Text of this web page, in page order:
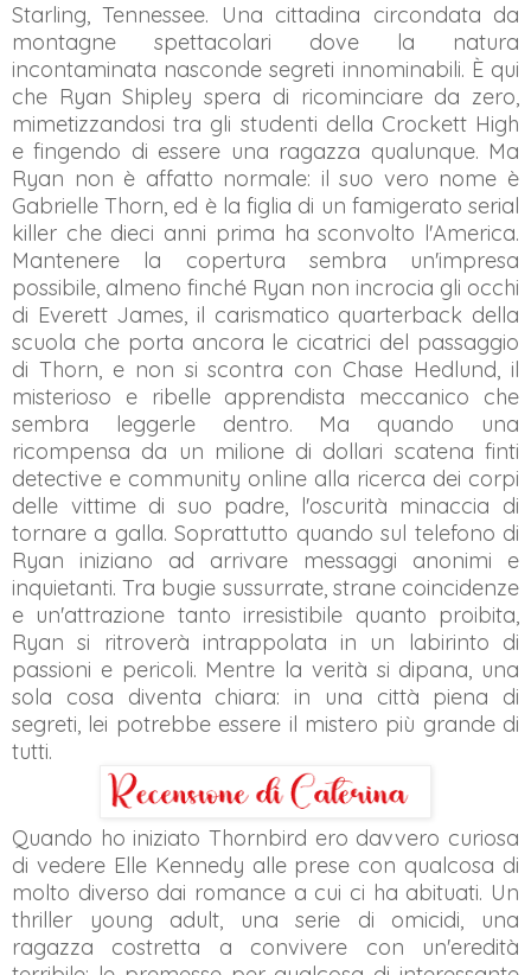
Starling, Tennessee. Una cittadina circondata da
montagne spettacolari dove la natura
incontaminata nasconde segreti innominabili. È qui
che Ryan Shipley spera di ricominciare da zero,
mimetizzandosi tra gli studenti della Crockett High
e fingendo di essere una ragazza qualunque. Ma
Ryan non è affatto normale: il suo vero nome è
Gabrielle Thorn, ed è la figlia di un famigerato serial
killer che dieci anni prima ha sconvolto l'America.
Mantenere la copertura sembra un'impresa
possibile, almeno finché Ryan non incrocia gli occhi
di Everett James, il carismatico quarterback della
scuola che porta ancora le cicatrici del passaggio
di Thorn, e non si scontra con Chase Hedlund, il
misterioso e ribelle apprendista meccanico che
sembra leggerle dentro. Ma quando una
ricompensa da un milione di dollari scatena finti
detective e community online alla ricerca dei corpi
delle vittime di suo padre, l'oscurità minaccia di
tornare a galla. Soprattutto quando sul telefono di
Ryan iniziano ad arrivare messaggi anonimi e
inquietanti. Tra bugie sussurrate, strane coincidenze
e un'attrazione tanto irresistibile quanto proibita,
Ryan si ritroverà intrappolata in un labirinto di
passioni e pericoli. Mentre la verità si dipana, una
sola cosa diventa chiara: in una città piena di
segreti, lei potrebbe essere il mistero più grande di
tutti.
Quando ho iniziato Thornbird ero davvero curiosa
di vedere Elle Kennedy alle prese con qualcosa di
molto diverso dai romance a cui ci ha abituati. Un
thriller young adult, una serie di omicidi, una
ragazza costretta a convivere con un'eredità